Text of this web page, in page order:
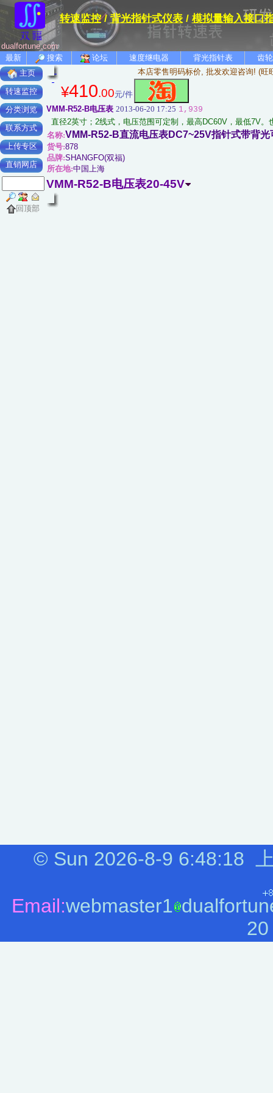
dualfortune.com
转速监控/背光指针式仪表/ 模拟量输入接口
最新 搜索 论坛 速度继电器 背光指针表
齿
主页
转速监控
分类浏览
联系方式
上传专区
直销网店
回顶部
本店零售明码标价, 批发欢迎咨询! (旺
¥410.00元/件
VMM-R52-B电压表 2013-06-20 17:25 1,939
直径2英寸；2线式，电压范围可定制，最高DC60V，最低7V
名称:VMM-R52-B直流电压表DC7~25V指针式带背光
货号:878
品牌:SHANGFO(双福)
所在地:中国上海
VMM-R52-B电压表20-45V
© Sun 2026-8-9 6:48:18
Email:webmaster1